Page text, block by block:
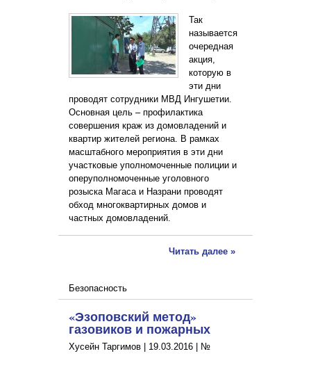
Так
называется
очередная
акция,
которую в
эти дни
проводят сотрудники МВД Ингушетии.
Основная цель – профилактика
совершения краж из домовладений и
квартир жителей региона. В рамках
масштабного мероприятия в эти дни
участковые уполномоченные полиции и
оперуполномоченные уголовного
розыска Магаса и Назрани проводят
обход многоквартирных домов и
частных домовладений.
Читать далее »
Безопасность
«Эзоповский метод»
газовиков и пожарных
Хусейн Таргимов | 19.03.2016 №